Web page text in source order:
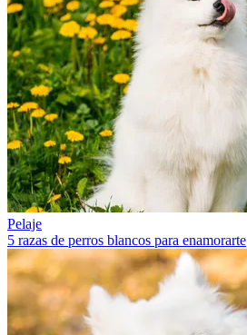
Pelaje
5 razas de perros blancos para enamorarte